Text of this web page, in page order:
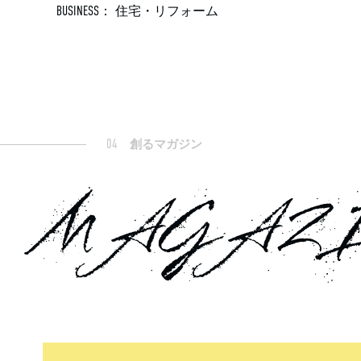
BUSINESS： 住宅・リフォーム
04 創るマガジン